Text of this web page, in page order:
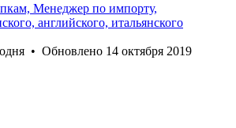
Менеджер по импорту,
английского, итальянского
• Обновлено 14 октября 2019